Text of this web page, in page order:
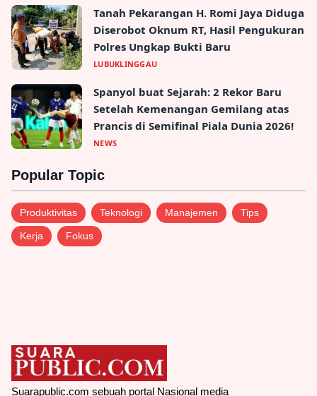
Tanah Pekarangan H. Romi Jaya Diduga
Diserobot Oknum RT, Hasil Pengukuran
Polres Ungkap Bukti Baru
LUBUKLINGGAU
Spanyol buat Sejarah: 2 Rekor Baru
Setelah Kemenangan Gemilang atas
Prancis di Semifinal Piala Dunia 2026!
NEWS
Popular Topic
Produktivitas Teknologi Manajemen Tips
Kerja Fokus
Suarapublic.com sebuah portal Nasional media